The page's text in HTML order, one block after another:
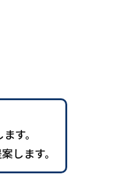
す。
します。